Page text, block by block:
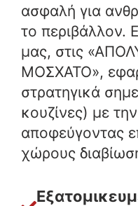
ασφαλή για
το περιβάλλον.
μας, στις
ΜΟΣΧΑΤΟ»,
στρατηγικά
κουζίνες) με
αποφεύγοντας
χώρους